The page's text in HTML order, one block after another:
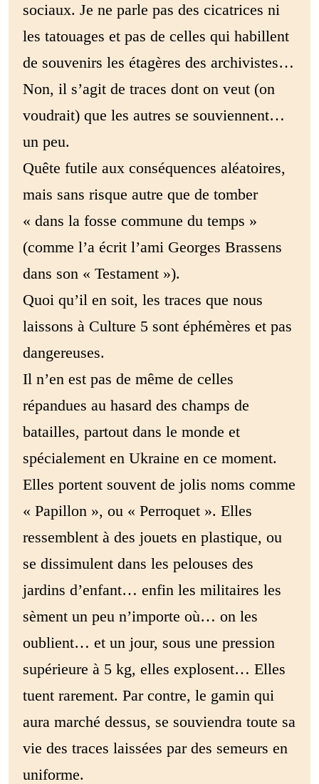
sociaux. Je ne parle pas des cicatrices ni
les tatouages et pas de celles qui habillent
de souvenirs les étagères des archivistes…
Non, il s’agit de traces dont on veut (on
voudrait) que les autres se souviennent…
un peu.
Quête futile aux conséquences aléatoires,
mais sans risque autre que de tomber
« dans la fosse commune du temps »
(comme l’a écrit l’ami Georges Brassens
dans son « Testament »).
Quoi qu’il en soit, les traces que nous
laissons à Culture 5 sont éphémères et pas
dangereuses.
Il n’en est pas de même de celles
répandues au hasard des champs de
batailles, partout dans le monde et
spécialement en Ukraine en ce moment.
Elles portent souvent de jolis noms comme
« Papillon », ou « Perroquet ». Elles
ressemblent à des jouets en plastique, ou
se dissimulent dans les pelouses des
jardins d’enfant… enfin les militaires les
sèment un peu n’importe où… on les
oublient… et un jour, sous une pression
supérieure à 5 kg, elles explosent… Elles
tuent rarement. Par contre, le gamin qui
aura marché dessus, se souviendra toute sa
vie des traces laissées par des semeurs en
uniforme.